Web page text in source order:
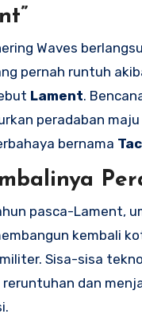
Waves
pernah runtuh
Lament.
peradaban
bernama
pasca-Lament,
kembali
Sisa-sisa
dan